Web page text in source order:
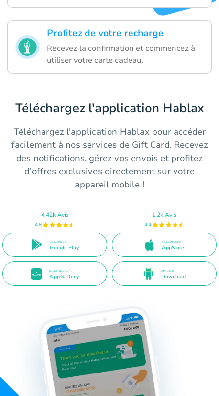
Profitez de votre recharge
Recevez la confirmation et commencez à
utiliser votre carte cadeau.
Téléchargez l'application Hablax
Téléchargez l'application Hablax pour accéder
facilement à nos services de Gift Card. Recevez
des notifications, gérez vos envois et profitez
d'offres exclusives directement sur votre
appareil mobile !
4.42k Avis
4.8
Disponible sur
Google Play
1.2k Avis
4.4
Disponible sur l'
AppStore
Disponible sur l'
AppGallery
APK Direct
Download